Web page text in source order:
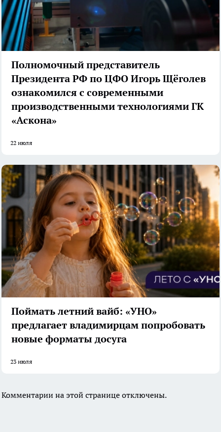
Полномочный представитель
Президента РФ по ЦФО Игорь Щёголев
ознакомился с современными
производственными технологиями ГК
«Аскона»
22 июля
Поймать летний вайб: «УНО»
предлагает владимирцам попробовать
новые форматы досуга
23 июля
Комментарии на этой странице отключены.